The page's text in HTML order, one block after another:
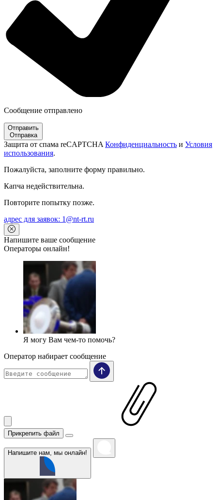
Сообщение отправлено
Отправить
Отправка
Защита от спама reCAPTCHA Конфиденциальность и Условия
использования.
Пожалуйста, заполните форму правильно.
Капча недействительна.
Повторите попытку позже.
адрес для заявок: 1@nt-rt.ru
Напишите ваше сообщение
Операторы онлайн!
Я могу Вам чем-то помочь?
Оператор набирает сообщение
Прикрепить файл
Напишите нам, мы онлайн!